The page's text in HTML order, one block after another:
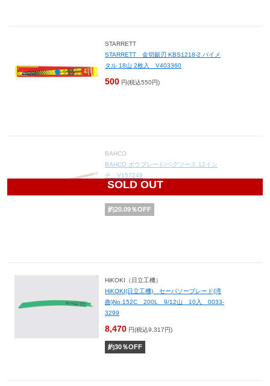
STARRETT
STARRETT 金切鋸刃 KBS1218-2 バイメ
タル 18山 2枚入 V403360
500 円(税込550円)
SOLD OUT
BAHCO
BAHCO ボウブレード/ペグツース 12イン
チ V157248
350
約20.09％OFF
HiKOKI（日立工機）
HiKOKI(日立工機) セーバソーブレード(湾
曲)No.152C 200L 9/12山 10入 0033-
3299
8,470 円(税込9,317円)
約30％OFF